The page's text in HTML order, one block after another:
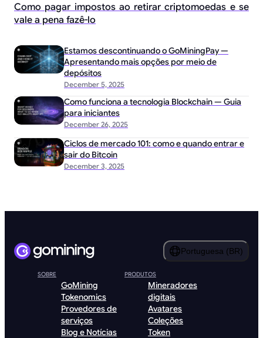
Como pagar impostos ao retirar criptomoedas e se
vale a pena fazê-lo
December 5, 2025
Estamos descontinuando o GoMiningPay —
Apresentando mais opções por meio de
depósitos
December 26, 2025
Como funciona a tecnologia Blockchain — Guia
para iniciantes
December 3, 2025
Ciclos de mercado 101: como e quando entrar e
sair do Bitcoin
Portuguesa (BR)
SOBRE
GoMining
Tokenomics
Provedores de
serviços
Blog e Notícias
PRODUTOS
Mineradores
digitais
Avatares
Coleções
Token